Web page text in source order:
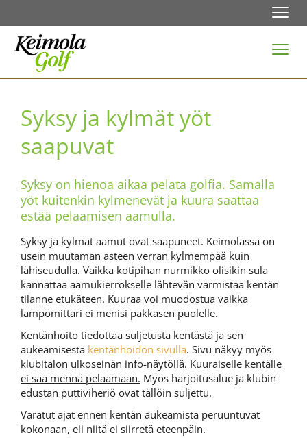
Syksy ja kylmät yöt
saapuvat
Syksy on hienoa aikaa pelata golfia. Samalla
yöt kuitenkin kylmenevät ja kuura saattaa
estää pelaamisen aamulla.
Syksy ja kylmät aamut ovat saapuneet. Keimolassa on
usein muutaman asteen verran kylmempää kuin
lähiseudulla. Vaikka kotipihan nurmikko olisikin sula
kannattaa aamukierrokselle lähtevän varmistaa kentän
tilanne etukäteen. Kuuraa voi muodostua vaikka
lämpömittari ei menisi pakkasen puolelle.
Kentänhoito tiedottaa suljetusta kentästä ja sen
aukeamisesta kentänhoidon sivulla. Sivu näkyy myös
klubitalon ulkoseinän info-näytöllä. Kuuraiselle kentälle
ei saa mennä pelaamaan. Myös harjoitusalue ja klubin
edustan puttiviheriö ovat tällöin suljettu.
Varatut ajat ennen kentän aukeamista peruuntuvat
kokonaan, eli niitä ei siirretä eteenpäin.